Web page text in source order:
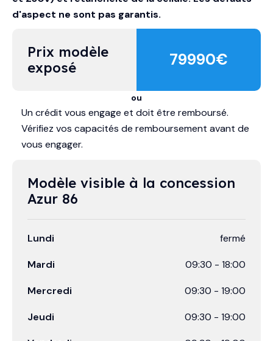
d'aspect ne sont pas garantis.
Prix modèle
exposé
79990€
ou
Un crédit vous engage et doit être remboursé.
Vérifiez vos capacités de remboursement avant de
vous engager.
Modèle visible à la concession
Azur 86
Lundi fermé
Mardi 09:30 - 18:00
Mercredi 09:30 - 19:00
Jeudi 09:30 - 19:00